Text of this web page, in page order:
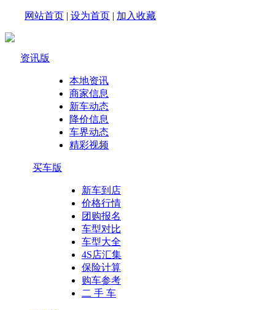
网站首页 | 设为首页 | 加入收藏
资讯版
本地资讯
商家信息
新车动态
降价信息
车界动态
精彩视频
买车版
新车到店
价格行情
团购报名
车型对比
车型大全
4S店汇集
保险计算
购车参考
二 手 车